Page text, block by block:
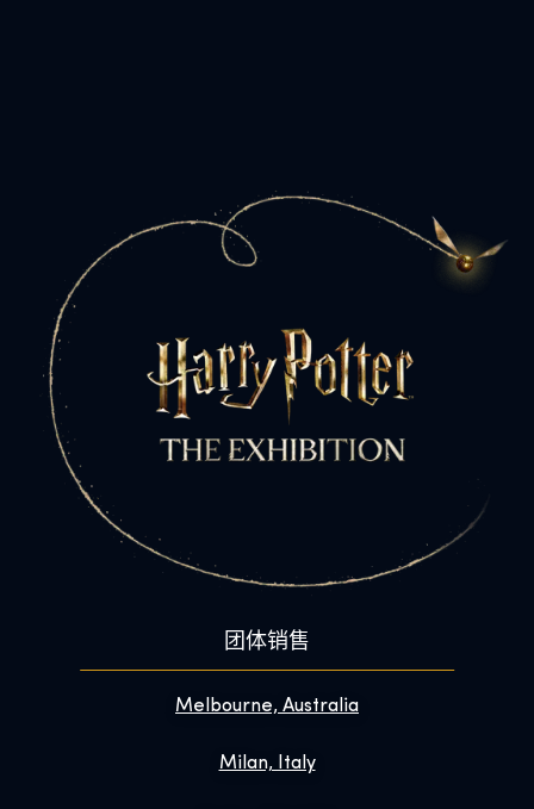
团体销售
Melbourne, Australia
Milan, Italy